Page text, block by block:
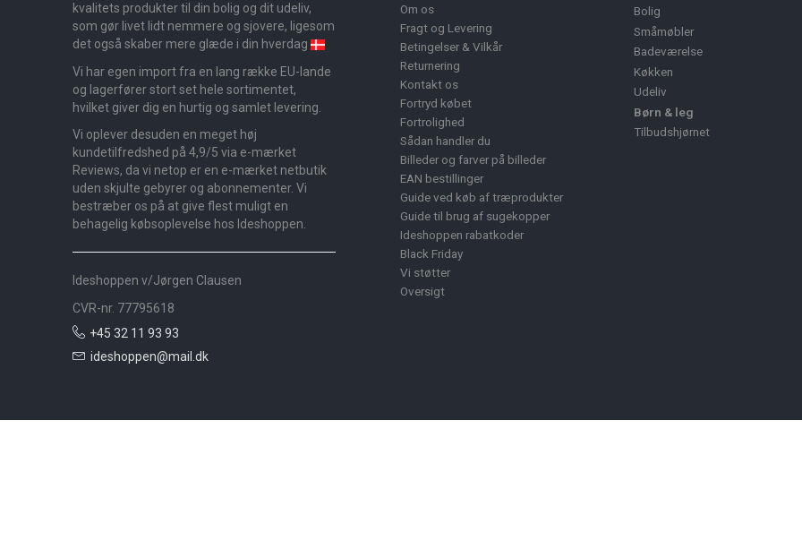
kvalitets produkter til din bolig og dit udeliv,
som gør livet lidt nemmere og sjovere, ligesom
det også skaber mere glæde i din hverdag
Vi har egen import fra en lang række EU-lande
og lagerfører stort set hele sortimentet,
hvilket giver dig en hurtig og samlet levering.
Vi oplever desuden en meget høj
kundetilfredshed på 4,9/5 via e-mærket
Reviews, da vi netop er en e-mærket netbutik
uden skjulte gebyrer og abonnementer. Vi
bestræber os på at give flest muligt en
behagelig købsoplevelse hos Ideshoppen.
Ideshoppen v/Jørgen Clausen
CVR-nr. 77795618
+45 32 11 93 93
ideshoppen@mail.dk
Om os
Fragt og Levering
Betingelser & Vilkår
Returnering
Kontakt os
Fortryd købet
Fortrolighed
Sådan handler du
Billeder og farver på billeder
EAN bestillinger
Guide ved køb af træprodukter
Guide til brug af sugekopper
Ideshoppen rabatkoder
Black Friday
Vi støtter
Oversigt
Bolig
Småmøbler
Badeværelse
Køkken
Udeliv
Børn & leg
Tilbudshjørnet